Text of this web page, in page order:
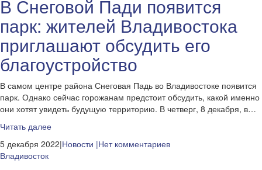
В Снеговой Пади появится
парк: жителей Владивостока
приглашают обсудить его
благоустройство
В самом центре района Снеговая Падь во Владивостоке появится
парк. Однако сейчас горожанам предстоит обсудить, какой именно
они хотят увидеть будущую территорию. В четверг, 8 декабря, в…
Читать далее
5 декабря 2022|Новости |Нет комментариев
Владивосток